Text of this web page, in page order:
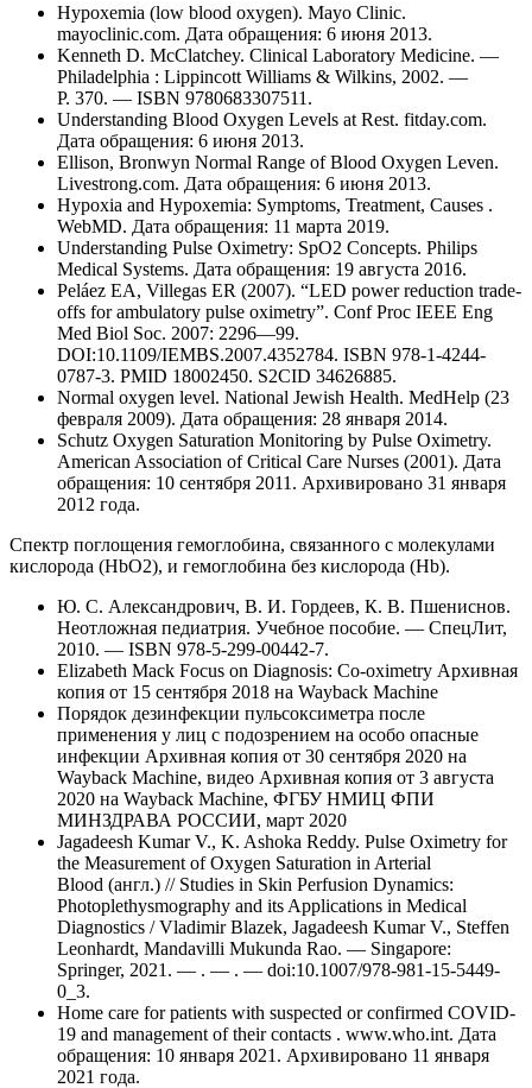
Hypoxemia (low blood oxygen). Mayo Clinic.
mayoclinic.com. Дата обращения: 6 июня 2013.
Kenneth D. McClatchey. Clinical Laboratory Medicine. —
Philadelphia : Lippincott Williams & Wilkins, 2002. —
P. 370. — ISBN 9780683307511.
Understanding Blood Oxygen Levels at Rest. fitday.com.
Дата обращения: 6 июня 2013.
Ellison, Bronwyn Normal Range of Blood Oxygen Leven.
Livestrong.com. Дата обращения: 6 июня 2013.
Hypoxia and Hypoxemia: Symptoms, Treatment, Causes .
WebMD. Дата обращения: 11 марта 2019.
Understanding Pulse Oximetry: SpO2 Concepts. Philips
Medical Systems. Дата обращения: 19 августа 2016.
Peláez EA, Villegas ER (2007). “LED power reduction trade-
offs for ambulatory pulse oximetry”. Conf Proc IEEE Eng
Med Biol Soc. 2007: 2296—99.
DOI:10.1109/IEMBS.2007.4352784. ISBN 978-1-4244-
0787-3. PMID 18002450. S2CID 34626885.
Normal oxygen level. National Jewish Health. MedHelp (23
февраля 2009). Дата обращения: 28 января 2014.
Schutz Oxygen Saturation Monitoring by Pulse Oximetry.
American Association of Critical Care Nurses (2001). Дата
обращения: 10 сентября 2011. Архивировано 31 января
2012 года.
Спектр поглощения гемоглобина, связанного с молекулами
кислорода (HbO2), и гемоглобина без кислорода (Hb).
Ю. С. Александрович, В. И. Гордеев, К. В. Пшениснов.
Неотложная педиатрия. Учебное пособие. — СпецЛит,
2010. — ISBN 978-5-299-00442-7.
Elizabeth Mack Focus on Diagnosis: Co-oximetry Архивная
копия от 15 сентября 2018 на Wayback Machine
Порядок дезинфекции пульсоксиметра после
применения у лиц с подозрением на особо опасные
инфекции Архивная копия от 30 сентября 2020 на
Wayback Machine, видео Архивная копия от 3 августа
2020 на Wayback Machine, ФГБУ НМИЦ ФПИ
МИНЗДРАВА РОССИИ, март 2020
Jagadeesh Kumar V., K. Ashoka Reddy. Pulse Oximetry for
the Measurement of Oxygen Saturation in Arterial
Blood (англ.) // Studies in Skin Perfusion Dynamics:
Photoplethysmography and its Applications in Medical
Diagnostics / Vladimir Blazek, Jagadeesh Kumar V., Steffen
Leonhardt, Mandavilli Mukunda Rao. — Singapore:
Springer, 2021. — . — . — doi:10.1007/978-981-15-5449-
0_3.
Home care for patients with suspected or confirmed COVID-
19 and management of their contacts . www.who.int. Дата
обращения: 10 января 2021. Архивировано 11 января
2021 года.